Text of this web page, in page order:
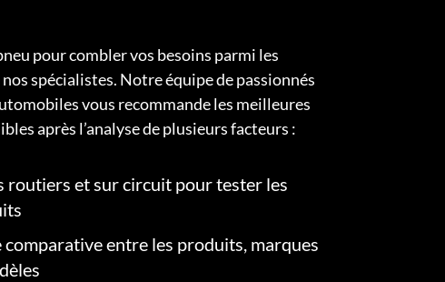
pour combler vos besoins parmi les
spécialistes. Notre équipe de passionnés
vous recommande les meilleures
après l’analyse de plusieurs facteurs :
routiers et sur circuit pour tester les
comparative entre les produits, marques